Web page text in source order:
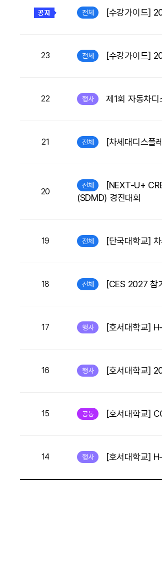
전체 [수강가이드]
23 전체 [수강가이드]
22 행사 제1회 자동차
21 전체 [차세대디스플
20
전체
[NEXT-U+
(SDMD) 경진대회
19 전체 [단국대학교]
18 전체 [CES 2027 참
17 행사 [호서대학교]
16 행사 [호서대학교]
15 공통 [호서대학교]
14 행사 [호서대학교]